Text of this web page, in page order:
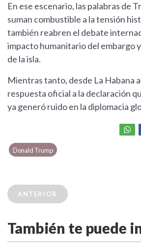
En ese escenario, las palabras de
suman combustible a la tensión
también reabren el debate
impacto humanitario del embargo
de la isla.
Mientras tanto, desde La Habana
respuesta oficial a la declaración
ya generó ruido en la diplomacia
Donald Trump
ANTERIOR
También te puede